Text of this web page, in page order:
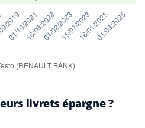
livrets épargne ?